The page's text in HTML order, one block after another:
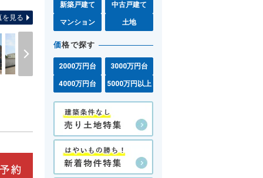
を見る
新築戸建て 中古戸建て
マンション 土地
価格で探す
2000万円台 3000万円台
4000万円台 5000万円以上